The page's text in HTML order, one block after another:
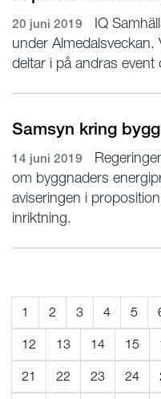
20 juni 2019
IQ
under Almedalsveckan.
deltar i på andras event
Samsyn kring
14 juni 2019
om byggnaders
aviseringen i
inriktning.
1 2 3 4 5
12 13 14 15
21 22 23 24